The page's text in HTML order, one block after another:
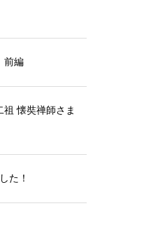
前編
懐奘禅師さま
た！